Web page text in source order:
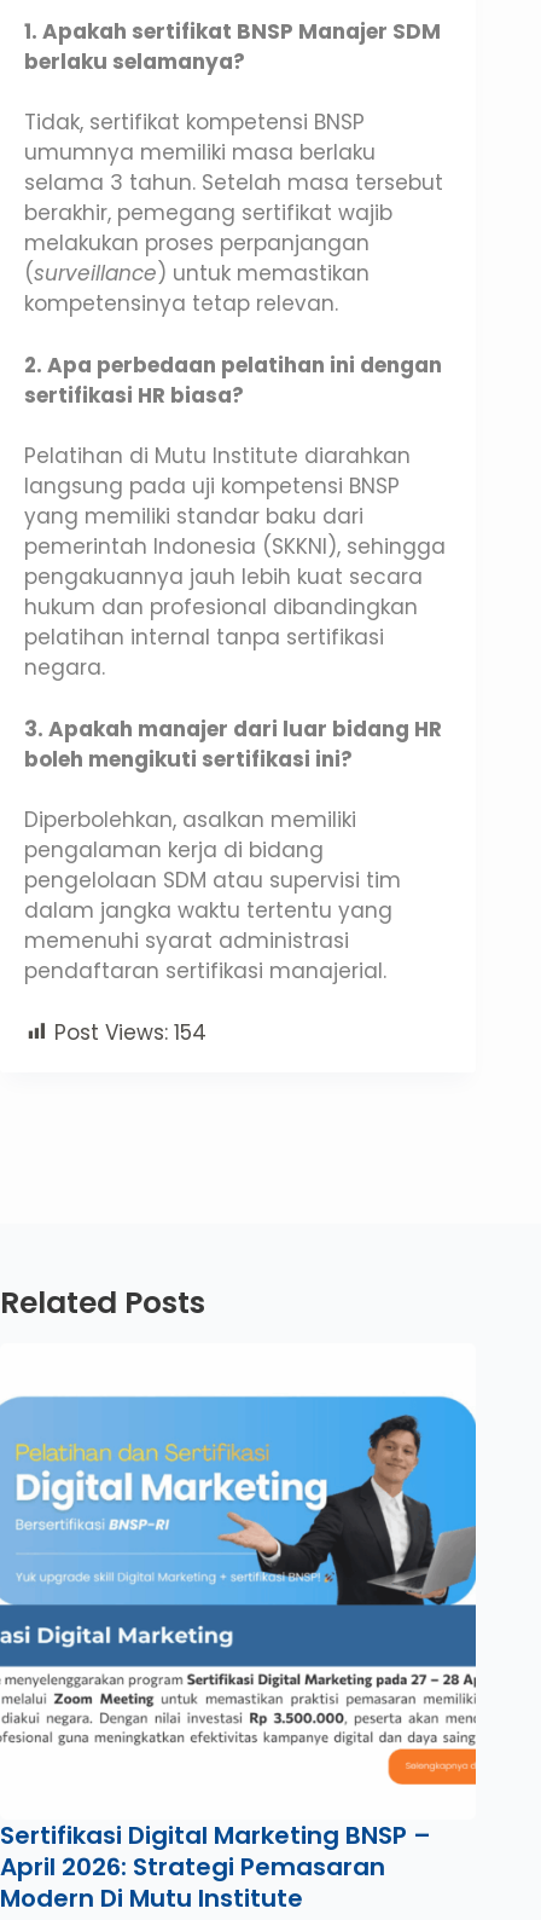
1. Apakah sertifikat BNSP Manajer SDM
berlaku selamanya?
Tidak, sertifikat kompetensi BNSP
umumnya memiliki masa berlaku
selama 3 tahun. Setelah masa tersebut
berakhir, pemegang sertifikat wajib
melakukan proses perpanjangan
(surveillance) untuk memastikan
kompetensinya tetap relevan.
2. Apa perbedaan pelatihan ini dengan
sertifikasi HR biasa?
Pelatihan di Mutu Institute diarahkan
langsung pada uji kompetensi BNSP
yang memiliki standar baku dari
pemerintah Indonesia (SKKNI), sehingga
pengakuannya jauh lebih kuat secara
hukum dan profesional dibandingkan
pelatihan internal tanpa sertifikasi
negara.
3. Apakah manajer dari luar bidang HR
boleh mengikuti sertifikasi ini?
Diperbolehkan, asalkan memiliki
pengalaman kerja di bidang
pengelolaan SDM atau supervisi tim
dalam jangka waktu tertentu yang
memenuhi syarat administrasi
pendaftaran sertifikasi manajerial.
Post Views: 154
Related Posts
Sertifikasi Digital Marketing BNSP –
April 2026: Strategi Pemasaran
Modern Di Mutu Institute